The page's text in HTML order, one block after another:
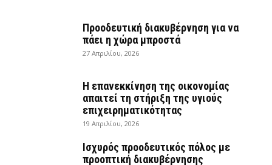
Προοδευτική διακυβέρνηση για να
πάει η χώρα μπροστά
27 Απριλίου, 2026
Η επανεκκίνηση της οικονομίας
απαιτεί τη στήριξη της υγιούς
επιχειρηματικότητας
19 Απριλίου, 2026
Ισχυρός προοδευτικός πόλος με
προοπτική διακυβέρνησης